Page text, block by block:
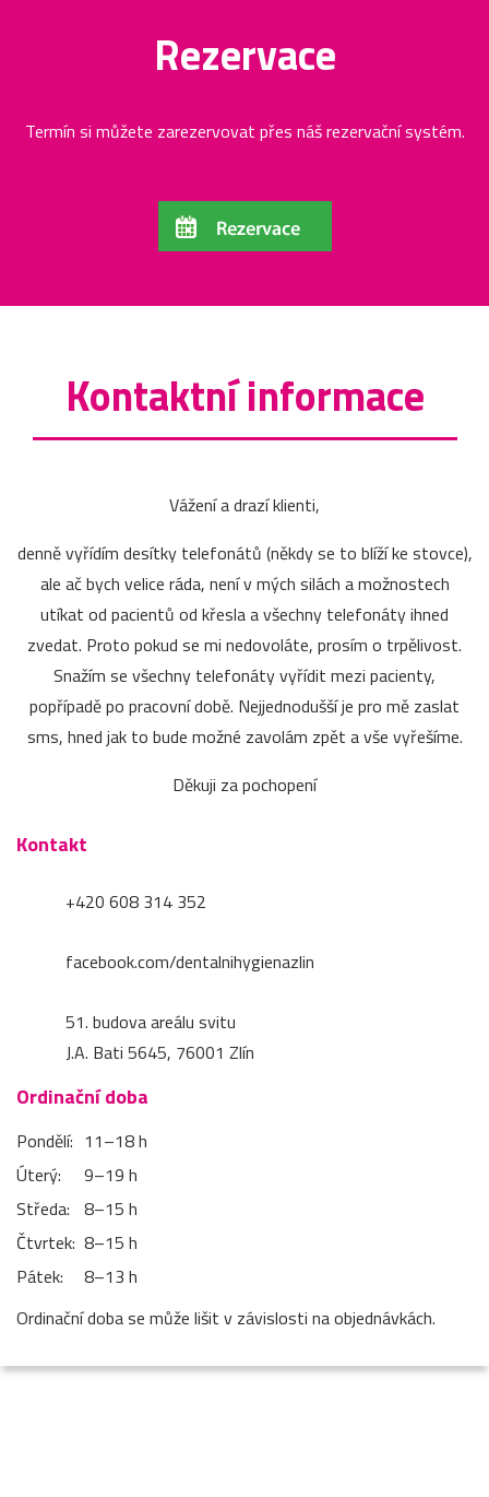
Rezervace
Termín si můžete zarezervovat přes náš rezervační systém.
Kontaktní informace
Vážení a drazí klienti,
denně vyřídím desítky telefonátů (někdy se to blíží ke stovce),
ale ač bych velice ráda, není v mých silách a možnostech
utíkat od pacientů od křesla a všechny telefonáty ihned
zvedat. Proto pokud se mi nedovoláte, prosím o trpělivost.
Snažím se všechny telefonáty vyřídit mezi pacienty,
popřípadě po pracovní době. Nejjednodušší je pro mě zaslat
sms, hned jak to bude možné zavolám zpět a vše vyřešíme.
Děkuji za pochopení
Kontakt
+420 608 314 352
facebook.com/dentalnihygienazlin
51. budova areálu svitu
J.A. Bati 5645, 76001 Zlín
Ordinační doba
Pondělí: 11–⁠18 h
Úterý:
9–⁠19 h
Středa: 8–⁠15 h
Čtvrtek: 8–⁠15 h
Pátek:
8–⁠13 h
Ordinační doba se může lišit v závislosti na objednávkách.